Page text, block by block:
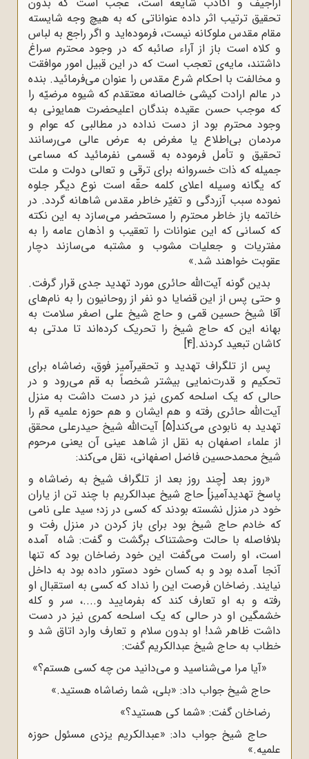
‌تحقیق ‌ترتیب ‌اثر داده‌ عنواناتی‌ که ‌به‌ هیچ ‌وجه ‌شایسته‌
‌مقام ‌مقدس ‌ملوکانه‌ نیست‌، فرموده‌اید و اگر راجع به لباس
و کلاه است باز از آراء صائبه که در وجود محترم سراغ
داشتند، مایه‌ی تعجب است که در این قبیل امور موافقت
و مخالفت با احکام شرع مقدس را عنوان می‌فرمائید. بنده
در عالم ارادت کیشی خالصانه معتقدم که شیوه مرضیّه را
که موجب حسن عقیده بندگان اعلیحضرت همایونی به
وجود محترم بود از دست نداده در مطالبی که عوام و
مردمان بی‌اطلاع یا مغرض به عرض عالی‌ می‌رسانند
تحقیق و تأمل فرموده به قسمی نفرمائید که مساعی
جمیله که ذات خسروانه برای ترقی و تعالی دولت و ملت
که یگانه وسیله اعلای کلمه حقّه است نوع دیگر جلوه
نموده سبب آزردگی و تغیّر خاطر مقدس شاهانه گردد. در
خاتمه باز خاطر محترم را مستحضر می‌سازد به این نکته
که کسانی که این عنوانات را تعقیب و اذهان عامه را به
مفتریات و جعلیات مشوب و مشتبه می‌سازند دچار
عقوبت خواهند شد.»
بدین گونه آیت‌الله حائری مورد تهدید جدی قرار گرفت.
و حتی پس از این قضایا دو نفر از روحانیون را به نام‌های
آقا شیخ حسین قمی و حاج شیخ علی اصغر سلامت به
بهانه این که حاج شیخ را تحریک کرده‌اند تا مدتی به
کاشان تبعید کردند.[4]
پس از تلگراف تهدید و تحقیرآمیز فوق، رضاشاه برای
تحکیم و قدرت‌نمایی بیشتر شخصاً به قم می‌رود و در
حالی که یک اسلحه کمری نیز در دست داشت به منزل
آیت‌الله حائری رفته و هم ایشان و هم حوزه علمیه قم را
تهدید به نابودی می‌کند[5]
آیت‌الله شیخ حیدرعلی محقق
از علماء اصفهان به نقل از شاهد عینی آن یعنی مرحوم
شیخ محمدحسین فاضل اصفهانی، نقل می‌کند:
«روز بعد [چند روز بعد از تلگراف شیخ به رضاشاه و
پاسخ تهدیدآمیز] حاج شیخ عبدالکریم با چند تن از یاران
خود در منزل نشسته بودند که کسی در زد؛ سید علی نامی
که خادم حاج شیخ بود برای باز کردن در منزل رفت و
بلافاصله با حالت وحشتناک برگشت و گفت: شاه آمده
است، او راست می‌گفت این خود رضاخان بود که تنها
آنجا آمده بود و به کسان خود دستور داده بود به داخل
نیایند. رضاخان فرصت این را نداد که کسی به استقبال او
رفته و به او تعارف کند که بفرمایید و....، سر و کله
خشمگین او در حالی که یک اسلحه کمری نیز در دست
داشت ظاهر شد! او بدون سلام و تعارف وارد اتاق شد و
خطاب به حاج شیخ عبدالکریم گفت:
«آیا مرا می‌شناسید و می‌دانید من چه کسی هستم؟»
حاج شیخ جواب داد: «بلی، شما رضاشاه هستید.»
رضاخان گفت: «شما کی هستید؟»
حاج شیخ جواب داد: «عبدالکریم یزدی مسئول حوزه
علمیه.»